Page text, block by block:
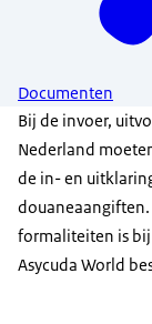
Documenten
Bij de invoer,
Nederland
de in- en
douaneaangiften.
formaliteiten is bij
Asycuda World